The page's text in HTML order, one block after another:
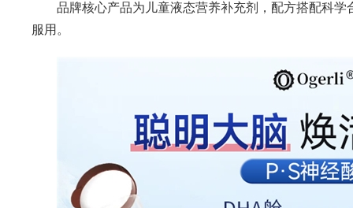
品牌核心产品为儿童液态营养补充剂，配方搭配科
服用。